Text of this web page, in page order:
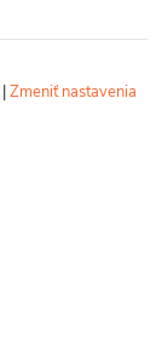
|Zmeniť nastavenia